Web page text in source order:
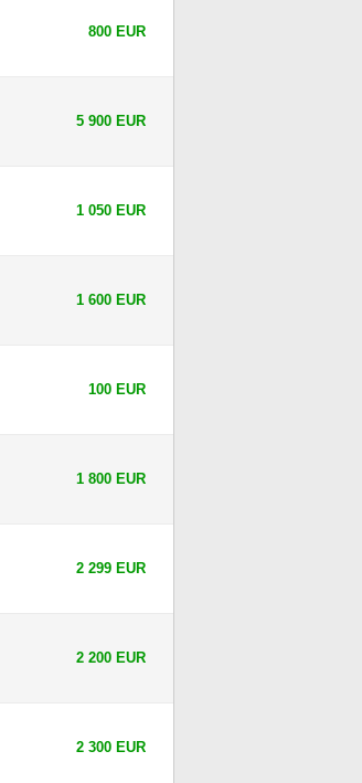
800 EUR
5 900 EUR
1 050 EUR
1 600 EUR
100 EUR
1 800 EUR
2 299 EUR
2 200 EUR
2 300 EUR